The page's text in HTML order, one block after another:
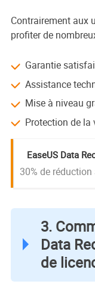
Contrairement aux
profiter de
Garantie
Assistance
Mise à niveau
Protection de la
EaseUS Data
30% de
3.
Data
de